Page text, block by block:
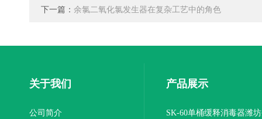
下一篇： 余氯二氧化氯发生器在复杂工艺中的角色
关于我们
公司简介
产品展示
SK-60单桶缓释消毒器潍